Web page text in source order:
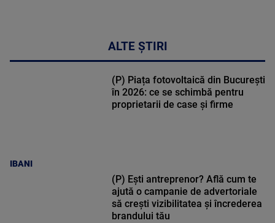
ALTE ȘTIRI
IBANI
(P) Piața fotovoltaică din București
în 2026: ce se schimbă pentru
proprietarii de case și firme
(P) Ești antreprenor? Află cum te
ajută o campanie de advertoriale
să crești vizibilitatea și încrederea
brandului tău